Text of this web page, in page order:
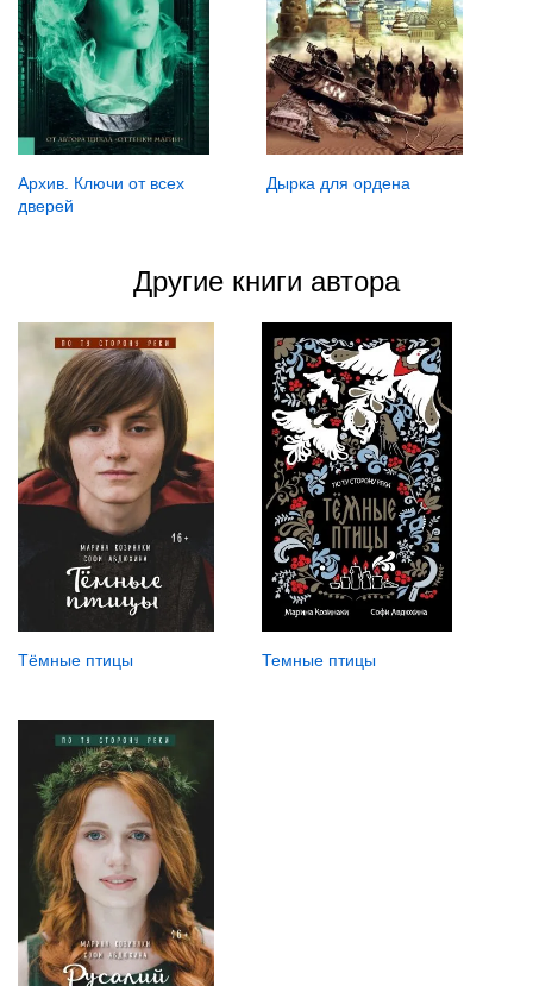
Архив. Ключи от всех
дверей
Дырка для ордена
Другие книги автора
Тёмные птицы Темные птицы